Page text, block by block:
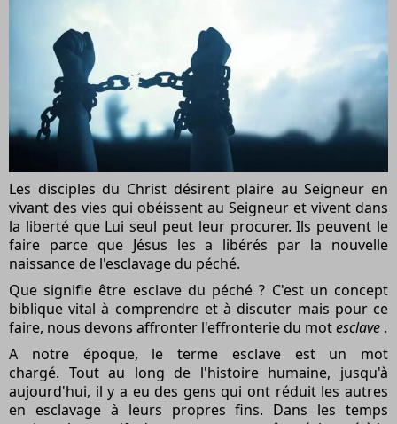
Les disciples du Christ désirent plaire au Seigneur en
vivant des vies qui obéissent au Seigneur et vivent dans
la liberté que Lui seul peut leur procurer. Ils peuvent le
faire parce que Jésus les a libérés par la nouvelle
naissance de l'esclavage du péché.
Que signifie être esclave du péché ? C'est un concept
biblique vital à comprendre et à discuter mais pour ce
faire, nous devons affronter l'effronterie du motesclave .
A notre époque, le terme esclave est un mot
chargé. Tout au long de l'histoire humaine, jusqu'à
aujourd'hui, il y a eu des gens qui ont réduit les autres
en esclavage à leurs propres fins. Dans les temps